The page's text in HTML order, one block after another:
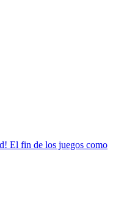
El fin de los juegos como